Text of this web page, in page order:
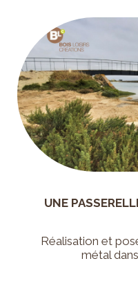
UNE
Réalisation et
métal